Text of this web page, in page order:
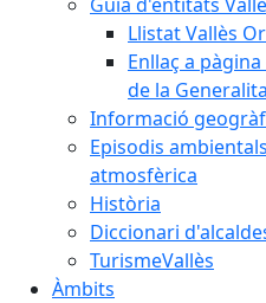
Llistat Vallès
Enllaç a
de la
Informació
Episodis
atmosfèrica
Història
Diccionari
TurismeVallès
Àmbits